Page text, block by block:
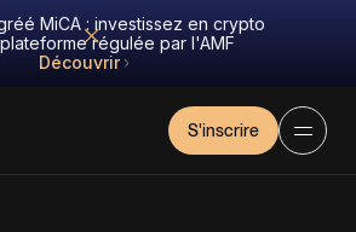
MiCA : investissez en crypto
régulée par l'AMF
Découvrir
S'inscrire